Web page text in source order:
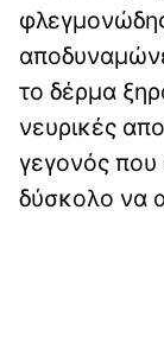
το δέρμα
νευρικές
γεγονός που
δύσκολο να